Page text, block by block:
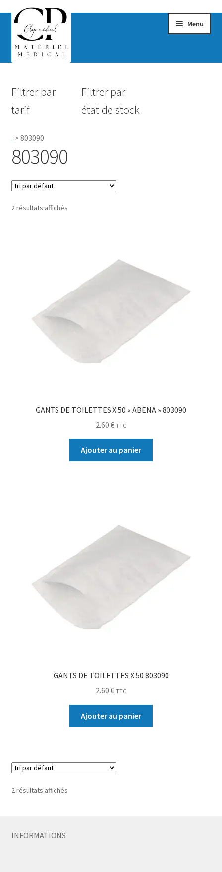
Menu
Hygiène
Accessoires Salle de bain
Filtrer par
tarif
Filtrer par
état de stock
. > 803090
803090
2 résultats affichés
GANTS DE TOILETTES X 50 « ABENA » 803090
2.60 € TTC
Ajouter au panier
GANTS DE TOILETTES X 50 803090
2.60 € TTC
Ajouter au panier
2 résultats affichés
INFORMATIONS